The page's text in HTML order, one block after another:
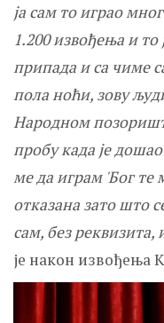
ја сам то играо
1.200 извођења и
припада и са чиме
пола ноћи, зову
Народном
пробу када је
ме да играм 'Бог те
отказана зато што
сам, без реквизита,
је након извођења